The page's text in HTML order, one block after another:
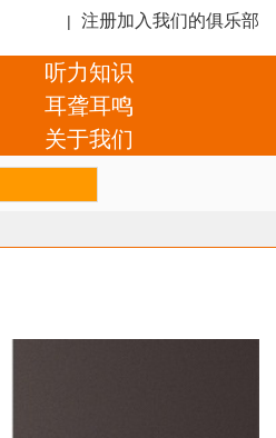
| 注册加入我们的俱乐部
听力知识
耳聋耳鸣
关于我们